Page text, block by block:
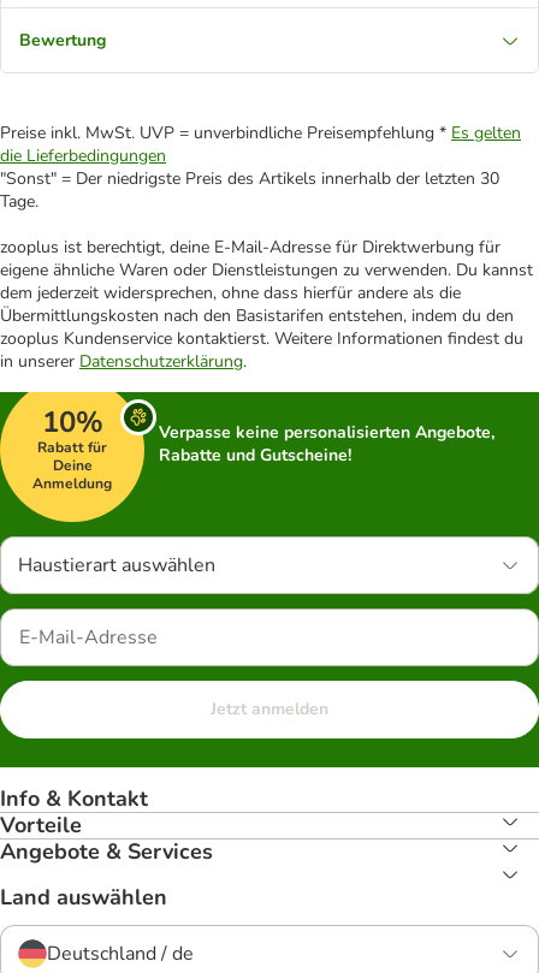
Bewertung
Preise inkl. MwSt. UVP = unverbindliche Preisempfehlung * Es gelten
die Lieferbedingungen
"Sonst" = Der niedrigste Preis des Artikels innerhalb der letzten 30
Tage.
zooplus ist berechtigt, deine E-Mail-Adresse für Direktwerbung für
eigene ähnliche Waren oder Dienstleistungen zu verwenden. Du kannst
dem jederzeit widersprechen, ohne dass hierfür andere als die
Übermittlungskosten nach den Basistarifen entstehen, indem du den
zooplus Kundenservice kontaktierst. Weitere Informationen findest du
in unserer Datenschutzerklärung.
10%
Rabatt für
Deine
Anmeldung
Verpasse keine personalisierten Angebote,
Rabatte und Gutscheine!
Haustierart auswählen
Jetzt anmelden
Info & Kontakt
Vorteile
Angebote & Services
Land auswählen
Deutschland / de